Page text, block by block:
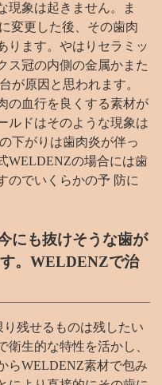
現象は起きません。ま
変更した後、その歯肉
ります。やはりセラミッ
ス冠の内側の金属かまた
が原因と思われます。
の血行を良くする素材が
ルドはそのような現象は
下がりは歯肉炎が伴っ
WELDENZの場合には歯
のでいくらかの予 防に
にも抜けそうな歯が
。WELDENZで治
残せるものは残したい
衛生的な特性を活かし、
らWELDENZ素材で包み